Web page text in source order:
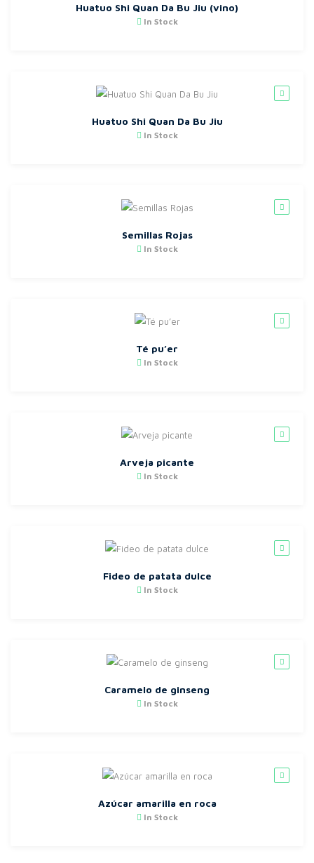
Huatuo Shi Quan Da Bu Jiu (vino)
In Stock
Huatuo Shi Quan Da Bu Jiu
In Stock
Semillas Rojas
In Stock
Té pu’er
In Stock
Arveja picante
In Stock
Fideo de patata dulce
In Stock
Caramelo de ginseng
In Stock
Azúcar amarilla en roca
In Stock